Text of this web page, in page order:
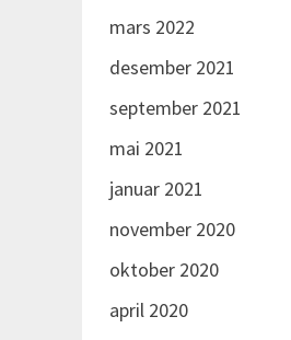
mars 2022
desember 2021
september 2021
mai 2021
januar 2021
november 2020
oktober 2020
april 2020